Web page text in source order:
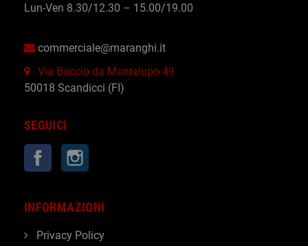
Lun-Ven 8.30/12.30 – 15.00/19.00
commerciale@maranghi.it
Via Baccio da Montelupo 49
50018 Scandicci (FI)
SEGUICI
Facebook
INFORMAZIONI
Privacy Policy